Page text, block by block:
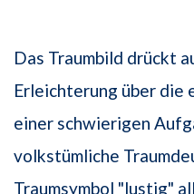
Das Traumbild drückt
Erleichterung über
einer schwierigen
volkstümliche
Traumsymbol "lustig"